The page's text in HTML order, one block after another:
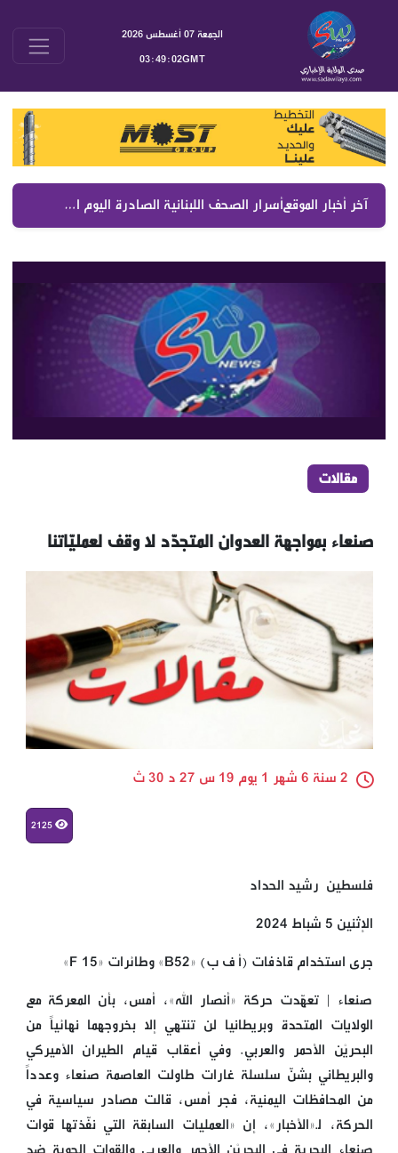
الجمعة 07 أغسطس 2026
03:49:02GMT
آخر أخبار الموقع : أسرار الصحف اللبنانية الصادرة اليوم الجمعة 7 آب 2026 | أبرز الكواليس السياسية والأمنية
مقالات
صنعاء بمواجهة العدوان المتجدّد لا وقف لعمليّاتنا
2 سنة 6 شهر 1 يوم 19 س 27 د 30 ث
2125
فلسطين رشيد الحداد
الإثنين 5 شباط 2024
جرى استخدام قاذفات (أ ف ب) «B52» وطائرات «F 15»
صنعاء | تعهّدت حركة «أنصار الله»، أمس، بأن المعركة مع
الولايات المتحدة وبريطانيا لن تنتهي إلا بخروجهما نهائياً من
البحريْن الأحمر والعربي. وفي أعقاب قيام الطيران الأميركي
والبريطاني بشنّ سلسلة غارات طاولت العاصمة صنعاء وعدداً
من المحافظات اليمنية، فجر أمس، قالت مصادر سياسية في
الحركة، لـ«الأخبار»، إن «العمليات السابقة التي نفّذتها قوات